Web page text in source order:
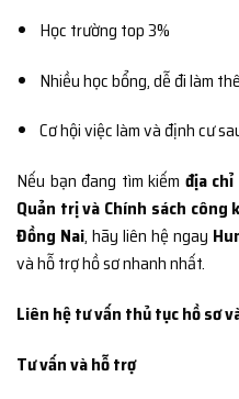
Học trường top 3%
Nhiều học bổng, dễ đi làm
Cơ hội việc làm và định cư
Nếu bạn đang tìm kiếm địa
Quản trị và Chính sách
Đồng Nai, hãy liên hệ ngay
và hỗ trợ hồ sơ nhanh nhất.
Liên hệ tư vấn thủ tục hồ sơ
Tư vấn và hỗ trợ